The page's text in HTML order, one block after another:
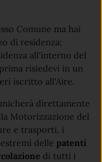
Comune ma hai
di residenza;
all'interno del
risiedevi in un
iscritto all'Aire.
direttamente
Motorizzazione del
e trasporti, i
delle patenti
di tutti i